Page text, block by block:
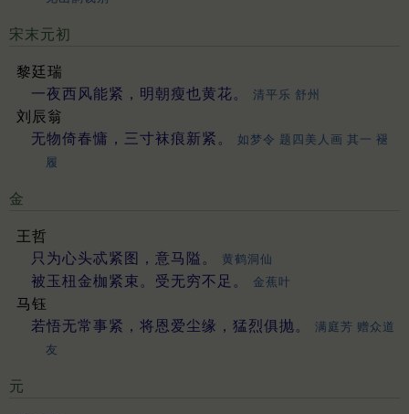
宋末元初
黎廷瑞
一夜西风能紧，明朝瘦也黄花。
清平乐 舒州
刘辰翁
无物倚春慵，三寸袜痕新紧。
如梦令 题四美人画 其一 褪
履
金
王哲
只为心头忒紧图，意马隘。
黄鹤洞仙
被玉杻金枷紧束。受无穷不足。 金蕉叶
马钰
若悟无常事紧，将恩爱尘缘，猛烈俱抛。
满庭芳 赠众道
友
元